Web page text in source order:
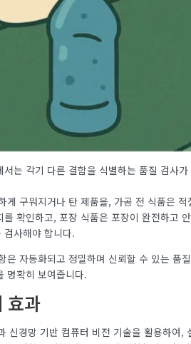
는 각기 다른 결함을 식별하는 품질 검사가
게 구워지거나 탄 제품을, 가공 전 식품은 적
확인하고, 포장 식품은 포장이 완전하고 안
검사해야 합니다.
은 자동화되고 정밀하며 신뢰할 수 있는 품질
명확히 보여줍니다.
효과
신경망 기반 컴퓨터 비전 기술을 활용하여,